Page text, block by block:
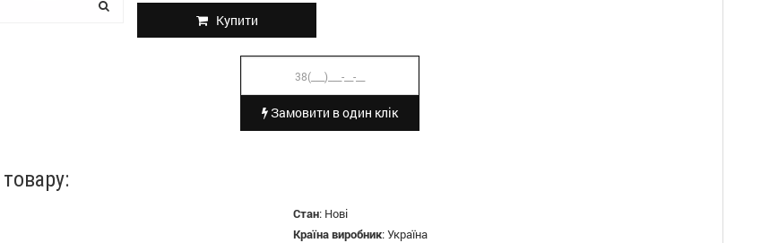
Купити
Замовити в один клік
Стан: Нові
Країна виробник:Україна